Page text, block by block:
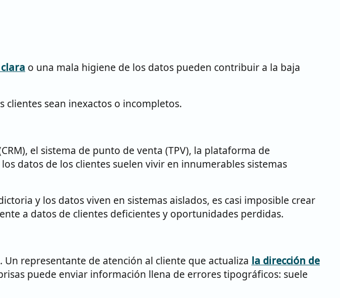
o una mala higiene de los datos pueden contribuir a la baja
sean inexactos o incompletos.
el sistema de punto de venta (TPV), la plataforma de
datos de los clientes suelen vivir en innumerables sistemas
y los datos viven en sistemas aislados, es casi imposible crear
a datos de clientes deficientes y oportunidades perdidas.
representante de atención al cliente que actualiza la dirección de
puede enviar información llena de errores tipográficos: suele